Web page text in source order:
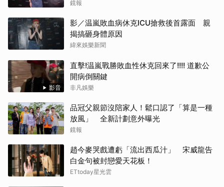
鏡報
影／温嵐敗血病休克ICU搶救後首露面 親
揭搞砸身體原因
緯來娛樂新聞
影音
直擊!温嵐戰勝敗血性休克回來了!!!! 道歉公
開病倒關鍵
非凡娛樂
品冠父親節沒陪家人！鬆口認了「算是一種
放風」 全新計劃意外曝光
鏡報
趙今麥哭戲遭虧「流出西瓜汁」 宋威龍告
白金句被封戀愛天花板！
ETtoday星光雲